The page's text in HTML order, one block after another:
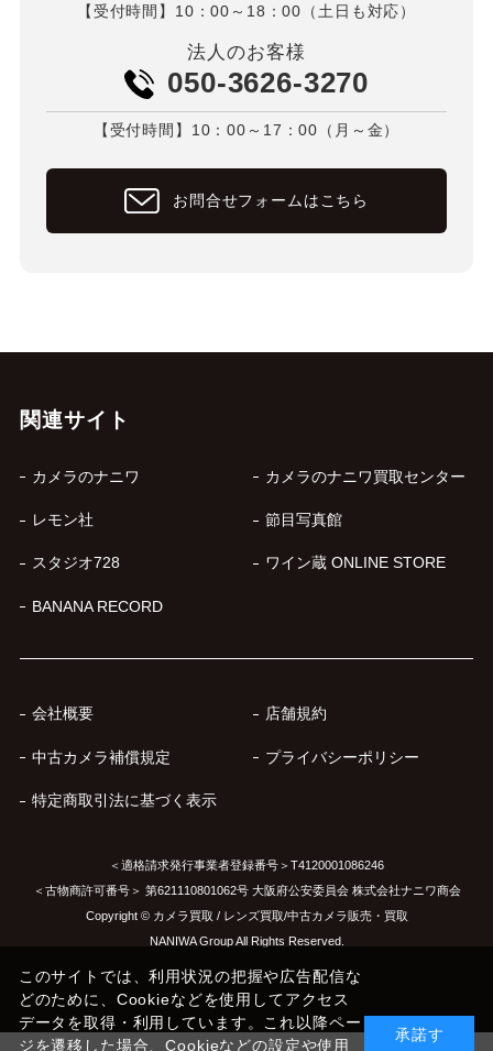
【受付時間】10：00～18：00（土日も対応）
法人のお客様
050-3626-3270
【受付時間】10：00～17：00（月～金）
お問合せフォームはこちら
関連サイト
カメラのナニワ カメラのナニワ買取センター
レモン社 節目写真館
スタジオ728 ワイン蔵 ONLINE STORE
BANANA RECORD
会社概要 店舗規約
中古カメラ補償規定 プライバシーポリシー
特定商取引法に基づく表示
＜適格請求発行事業者登録番号＞T4120001086246
＜古物商許可番号＞ 第621110801062号 大阪府公安委員会 株式会社ナニワ商会
Copyright © カメラ買取 / レンズ買取/中古カメラ販売・買取
NANIWA Group All Rights Reserved.
このサイトでは、利用状況の把握や広告配信な
どのために、Cookieなどを使用してアクセス
データを取得・利用しています。これ以降ペー
ジを遷移した場合、Cookieなどの設定や使用
承諾す